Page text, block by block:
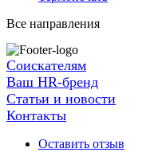
Все направления
Соискателям
Ваш HR-бренд
Статьи и новости
Контакты
Оставить отзыв